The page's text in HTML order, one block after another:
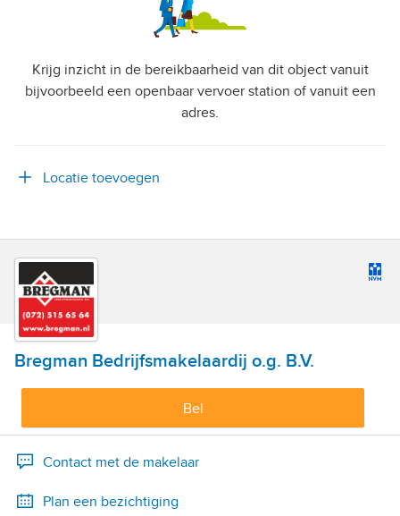
Bregman Bedrijfsmakelaardij o.g. B.V.
Bel
Contact met de makelaar
Plan een bezichtiging
Krijg inzicht in de bereikbaarheid van dit object vanuit
bijvoorbeeld een openbaar vervoer station of vanuit een
adres.
Locatie toevoegen